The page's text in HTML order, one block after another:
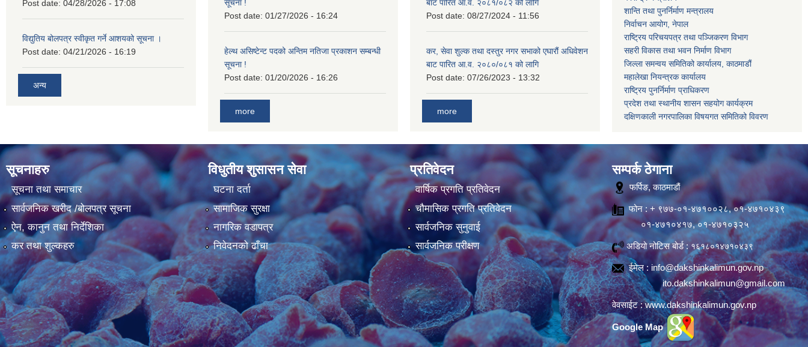
Post date: 04/28/2026 - 17:08
विद्युतिय बोलपत्र स्वीकृत गर्ने आशयको सूचना ।
Post date: 04/21/2026 - 16:19
अन्य
सूचना !
Post date: 01/27/2026 - 16:24
हेल्थ असिष्टेन्ट पदको अन्तिम नतिजा प्रकाशन सम्बन्धी
सूचना !
Post date: 01/20/2026 - 16:26
more
बाट पारित आ.व. २०८१/०८२ को लागि
Post date: 08/27/2024 - 11:56
कर, सेवा शुल्क तथा दस्तुर नगर सभाको एघारौं अधिवेशन
बाट पारित आ.व. २०८०/०८१ को लागि
Post date: 07/26/2023 - 13:32
more
शान्ति तथा पुनर्निर्माण मन्त्रालय
निर्वाचन आयोग, नेपाल
राष्ट्रिय परिचयपत्र तथा पञ्जिकरण विभाग
सहरी विकास तथा भवन निर्माण विभाग
जिल्ला समन्वय समितिको कार्यालय, काठमाडौं
महालेखा नियन्त्रक कार्यालय
राष्ट्रिय पुनर्निर्माण प्राधिकरण
प्रदेश तथा स्थानीय शासन सहयोग कार्यक्रम
दक्षिणकाली नगरपालिका विषयगत समितिको विवरण
सूचनाहरु
सूचना तथा समाचार
सार्वजनिक खरीद /बोलपत्र सूचना
ऐन, कानुन तथा निर्देशिका
कर तथा शुल्कहरु
विधुतीय शुसासन सेवा
घटना दर्ता
सामाजिक सुरक्षा
नागरिक वडापत्र
निवेदनको ढाँचा
प्रतिवेदन
वार्षिक प्रगति प्रतिवेदन
चौमासिक प्रगति प्रतिवेदन
सार्वजनिक सुनुवाई
सार्वजनिक परीक्षण
सम्पर्क ठेगाना
फर्पिङ, काठमाडौं
फोन : + ९७७-०१-४७१००२८, ०१-४७१०४३९
०१-४७१०४१७, ०१-४७१०३२५
अडियो नोटिस बोर्ड : १६१८०१४७१०४३९
ईमेल : info@dakshinkalimun.gov.np
ito.dakshinkalimun@gmail.com
वेवसाईट :www.dakshinkalimun.gov.np
Google Map